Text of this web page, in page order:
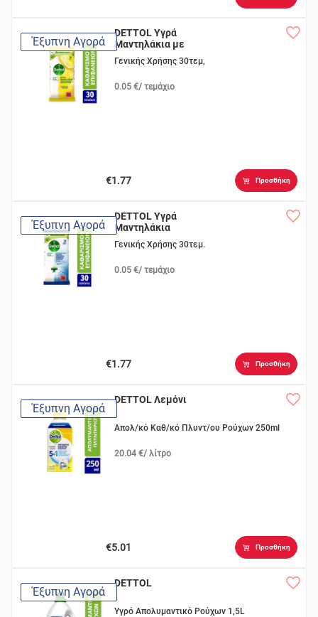
Έξυπνη Αγορά
DETTOL Υγρά
Μαντηλάκια με
Λεμόνι
Γενικής Χρήσης 30τεμ,
0.05 €/ τεμάχιο
€1.77 Προσθήκη
Έξυπνη Αγορά
DETTOL Υγρά
Μαντηλάκια
Αντιβακτηριδια
Γενικής Χρήσης 30τεμ.
0.05 €/ τεμάχιο
€1.77 Προσθήκη
Έξυπνη Αγορά
DETTOL Λεμόνι
Απολ/κό Καθ/κό Πλυντ/ου Ρούχων 250ml
20.04 €/ λίτρο
€5.01 Προσθήκη
Έξυπνη Αγορά
DETTOL
Υγρό Απολυμαντικό Ρούχων 1,5L